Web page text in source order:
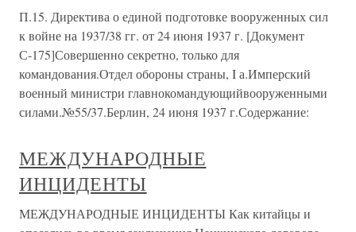
П.15. Директива о единой подготовке вооруженных сил
к войне на 1937/38 гг. от 24 июня 1937 г. [Документ
С-175]Совершенно секретно, только для
командования.Отдел обороны страны, I а.Имперский
военный министри главнокомандующийвооруженными
силами.№55/37.Берлин, 24 июня 1937 г.Содержание:
МЕЖДУНАРОДНЫЕ
ИНЦИДЕНТЫ
МЕЖДУНАРОДНЫЕ ИНЦИДЕНТЫ Как китайцы и